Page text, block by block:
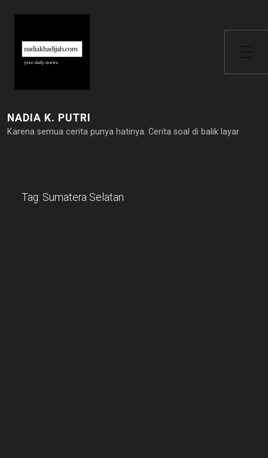
NADIA K. PUTRI
Karena semua cerita punya hatinya. Cerita soal di balik layar
Tag: Sumatera Selatan